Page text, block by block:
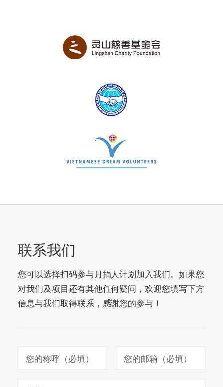
联系我们
您可以选择扫码参与月捐人计划加入我们。如果您
对我们及项目还有其他任何疑问，欢迎您填写下方
信息与我们取得联系，感谢您的参与！